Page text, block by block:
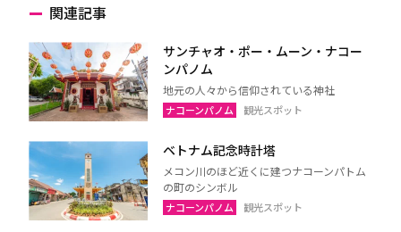
関連記事
サンチャオ・ポー・ムーン・ナコー
ンパノム
地元の人々から信仰されている神社
ナコーンパノム 観光スポット
ベトナム記念時計塔
メコン川のほど近くに建つナコーンパトム
の町のシンボル
ナコーンパノム 観光スポット